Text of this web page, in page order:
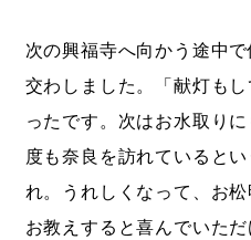
次の興福寺へ向かう途中
交わしました。「献灯も
ったです。次はお水取り
度も奈良を訪れていると
れ。うれしくなって、お
お教えすると喜んでいただ